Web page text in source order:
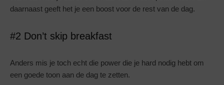
daarnaast geeft het je een boost voor de rest van de dag.
#2 Don’t skip breakfast
Anders mis je toch echt die power die je hard nodig hebt om
een goede toon aan de dag te zetten.